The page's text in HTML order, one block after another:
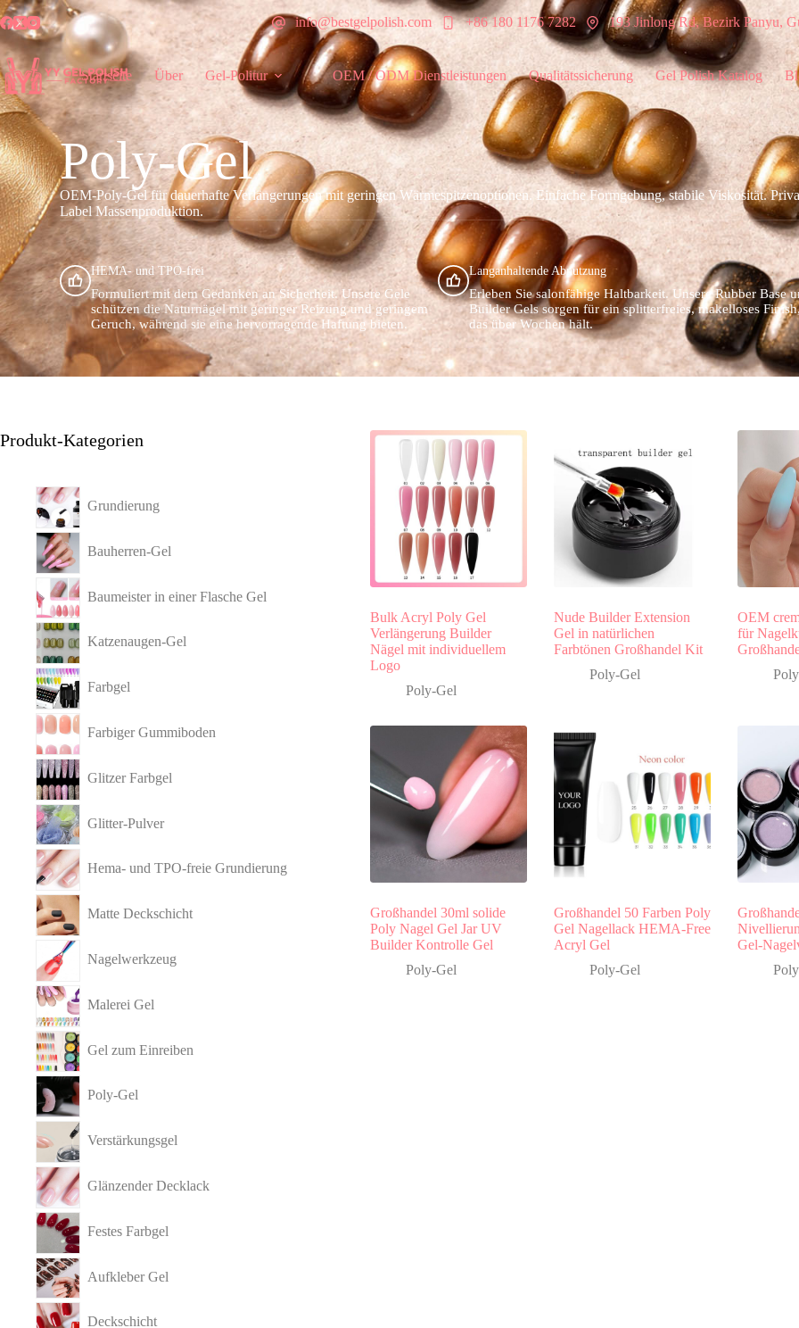
info@bestgelpolish.com +86 180 1176 7282 193 Jinlong Rd, Bezirk Panyu,
Startseite Über Gel-Politur OEM / ODM Dienstleistungen Qualitätssicherung Gel Polish Katalog
Poly-Gel
OEM-Poly-Gel für dauerhafte Verlängerungen mit geringen Wärmespitzenoptionen. Einfache Formgebung, stabile Viskosität.
Label Massenproduktion.
HEMA- und TPO-frei
Formuliert mit dem Gedanken an Sicherheit. Unsere Gele
schützen die Naturnägel mit geringer Reizung und geringem
Geruch, während sie eine hervorragende Haftung bieten.
Langanhaltende Abnutzung
Erleben Sie salonfähige Haltbarkeit. Unsere Rubber Base
Builder Gels sorgen für ein splitterfreies, makelloses
das über Wochen hält.
Bulk Acryl Poly Gel
Verlängerung Builder
Nägel mit individuellem
Logo
Poly-Gel
Nude Builder Extension
Gel in natürlichen
Farbtönen Großhandel Kit
Poly-Gel
OEM
für
Großhandel 30ml solide
Poly Nagel Gel Jar UV
Builder Kontrolle Gel
Poly-Gel
Großhandel 50 Farben Poly
Gel Nagellack HEMA-Free
Acryl Gel
Poly-Gel
Gel-
Produkt-Kategorien
Grundierung
Bauherren-Gel
Baumeister in einer Flasche Gel
Katzenaugen-Gel
Farbgel
Farbiger Gummiboden
Glitzer Farbgel
Glitter-Pulver
Hema- und TPO-freie Grundierung
Matte Deckschicht
Nagelwerkzeug
Malerei Gel
Gel zum Einreiben
Poly-Gel
Verstärkungsgel
Glänzender Decklack
Festes Farbgel
Aufkleber Gel
Deckschicht